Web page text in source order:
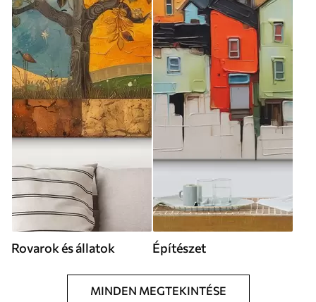
Rovarok és állatok Építészet
MINDEN MEGTEKINTÉSE